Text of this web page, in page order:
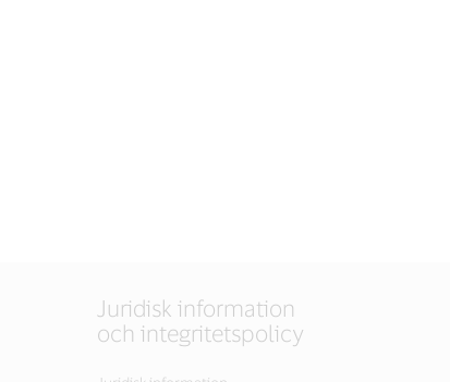
Juridisk information
och integritetspolicy